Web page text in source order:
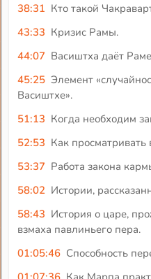
38:31 Кто такой
43:33 Кризис Рамы.
44:07 Васиштха даёт
45:25 Элемент
Васиштхе».
51:13 Когда необходим
52:53 Как
53:37 Работа закона
58:02 Истории,
58:43 История о царе,
взмаха павлиньего пера.
01:05:46 Способность